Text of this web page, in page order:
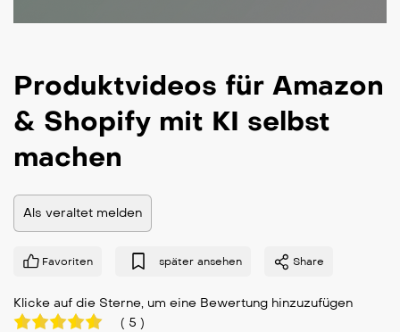
Produktvideos für Amazon
& Shopify mit KI selbst
machen
Als veraltet melden
Favoriten später ansehen Share
Klicke auf die Sterne, um eine Bewertung hinzuzufügen
( 5 )